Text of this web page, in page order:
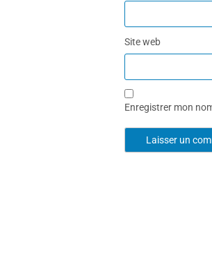
Site web
Enregistrer mon